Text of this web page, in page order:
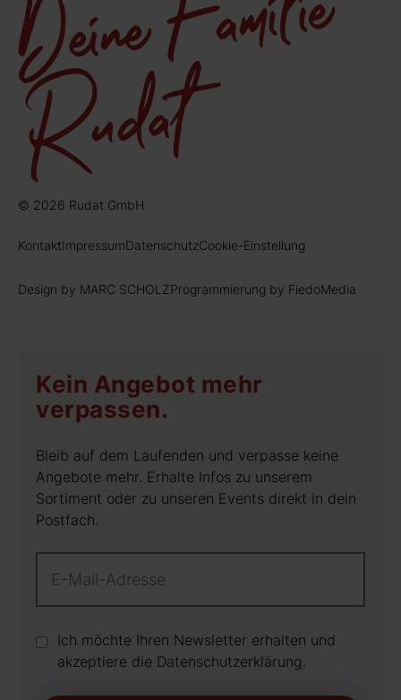
© 2026 Rudat GmbH
KontaktImpressumDatenschutzCookie-Einstellung
Design by MARC SCHOLZProgrammierung by FiedoMedia
Kein Angebot mehr
verpassen.
Bleib auf dem Laufenden und verpasse keine
Angebote mehr. Erhalte Infos zu unserem
Sortiment oder zu unseren Events direkt in dein
Postfach.
Ich möchte Ihren Newsletter erhalten und
akzeptiere die Datenschutz­erklärung.